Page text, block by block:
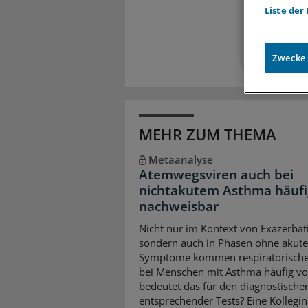
MEHR ZUM THEMA
Metaanalyse
Atemwegsviren auch bei
nichtakutem Asthma
nachweisbar
Nicht nur im Kontext von
sondern auch in Phasen ohne akute
Symptome kommen
bei Menschen mit Asthma häufig
bedeutet das für den
entsprechender Tests? Eine
Liste